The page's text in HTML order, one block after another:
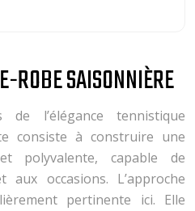
ROBE SAISONNIÈRE
l’élégance tennistique
consiste à construire une
polyvalente, capable de
aux occasions. L’approche
pertinente ici. Elle